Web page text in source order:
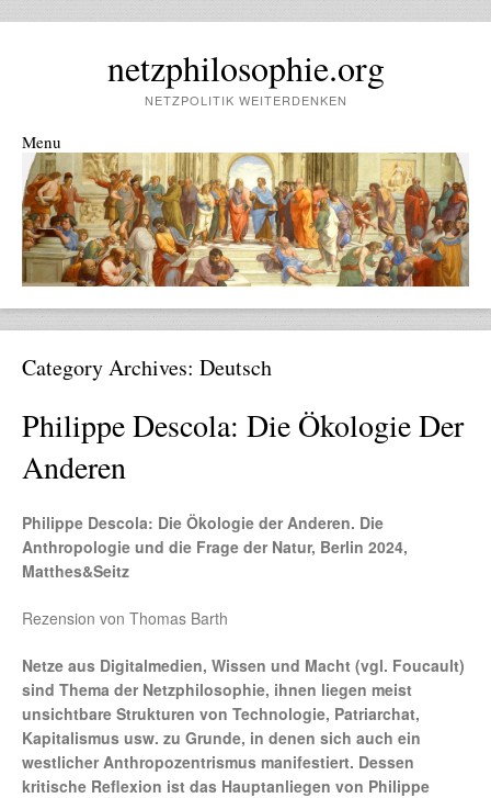
netzphilosophie.org
NETZPOLITIK WEITERDENKEN
Menu
Skip to content
Category Archives: Deutsch
Philippe Descola: Die Ökologie Der
Anderen
Philippe Descola: Die Ökologie der Anderen. Die
Anthropologie und die Frage der Natur, Berlin 2024,
Matthes&Seitz
Rezension von Thomas Barth
Netze aus Digitalmedien, Wissen und Macht (vgl. Foucault)
sind Thema der Netzphilosophie, ihnen liegen meist
unsichtbare Strukturen von Technologie, Patriarchat,
Kapitalismus usw. zu Grunde, in denen sich auch ein
westlicher Anthropozentrismus manifestiert. Dessen
kritische Reflexion ist das Hauptanliegen von Philippe